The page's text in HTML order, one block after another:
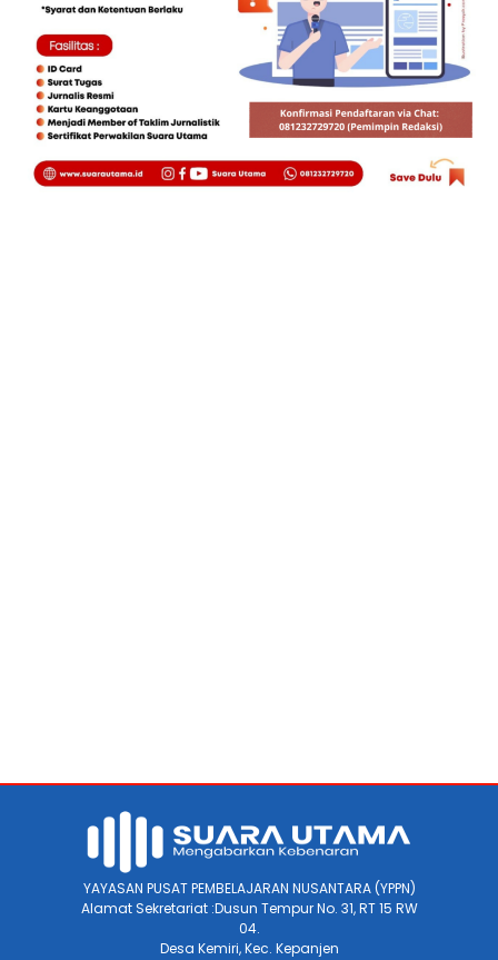
YAYASAN PUSAT PEMBELAJARAN NUSANTARA (YPPN)
Alamat Sekretariat :Dusun Tempur No. 31, RT 15 RW
04.
Desa Kemiri, Kec. Kepanjen